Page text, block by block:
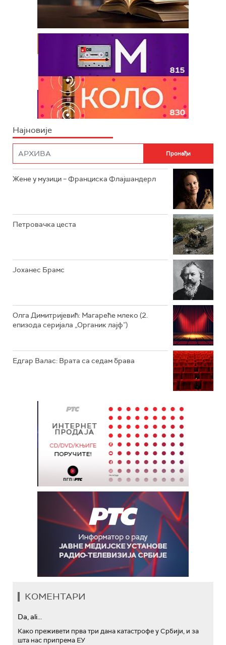
Најновије
Жене у музици – Франциска Флајшандерл
Петровачка цеста
Јоханес Брамс
Олга Димитријевић: Магареће млеко (2.
епизода серијала „Органик лајф”)
Едгар Валас: Врата са седам брава
КОМЕНТАРИ
Da, ali...
Како преживети прва три дана катастрофе у Србији, и за
шта нас припрема ЕУ